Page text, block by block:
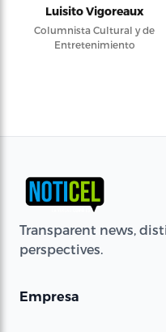
Luisito Vigoreaux
Columnista Cultural y de
Entretenimiento
Transparent news,
perspectives.
Empresa